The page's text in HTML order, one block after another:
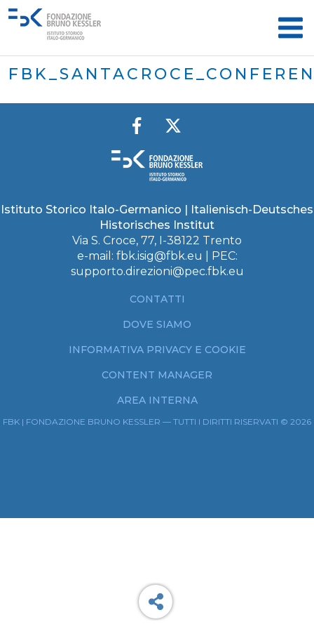
Istituto Storico Italo-Germanico | Italienisch-Deutsches
Historisches Institut
Via S. Croce, 77, I-38122 Trento
e-mail: fbk.isig@fbk.eu | PEC:
supporto.direzioni@pec.fbk.eu
CONTATTI
DOVE SIAMO
INFORMATIVA PRIVACY E COOKIE
CONTENT MANAGER
AREA INTERNA
FBK | FONDAZIONE BRUNO KESSLER — TUTTI I DIRITTI RISERVATI © 2026